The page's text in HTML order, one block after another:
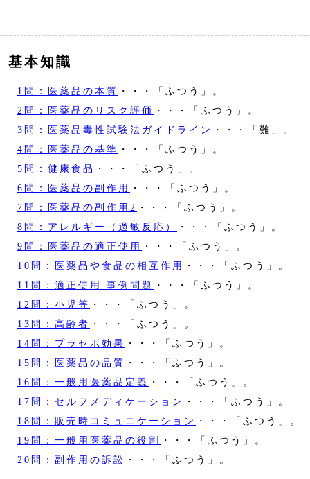
基本知識
1問：医薬品の本質 ・・・「ふつう」。
2問：医薬品のリスク評価
・・・「ふつう」。
3問：医薬品毒性試験法ガイドライン
・・・「難」。
4問：医薬品の基準 ・・・「ふつう」。
5問：健康食品
・・・「ふつう」。
6問：医薬品の副作用
・・・「ふつう」。
7問：医薬品の副作用2
・・・「ふつう」。
8問：アレルギー（過敏反応）
・・・「ふつう」。
9問：医薬品の適正使用
・・・「ふつう」。
10問：医薬品や食品の相互作用
・・・「ふつう」。
11問：適正使用 事例問題
・・・「ふつう」。
12問：小児等 ・・・「ふつう」。
13問：高齢者 ・・・「ふつう」。
14問：プラセボ効果 ・・・「ふつう」。
15問：医薬品の品質 ・・・「ふつう」。
16問：一般用医薬品定義 ・・・「ふつう」。
17問：セルフメディケーション
・・・「ふつう」。
18問：販売時コミュニケーション
・・・「ふつう」。
19問：一般用医薬品の役割
・・・「ふつう」。
20問：副作用の訴訟 ・・・「ふつう」。